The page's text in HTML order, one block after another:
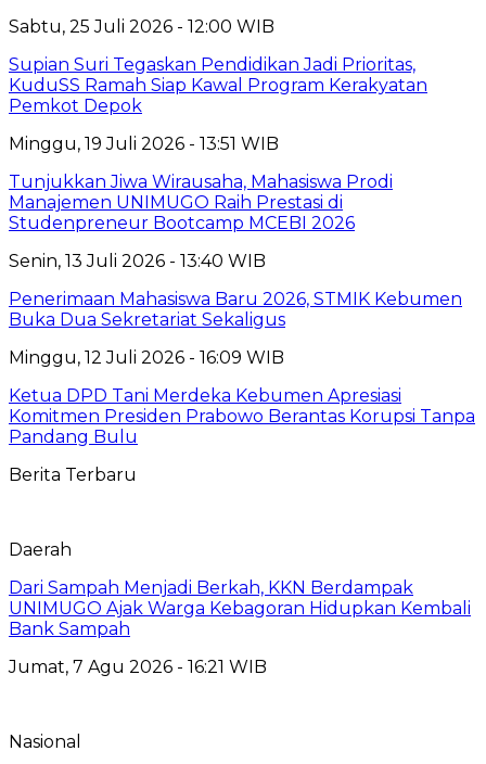
Sabtu, 25 Juli 2026 - 12:00 WIB
Supian Suri Tegaskan Pendidikan Jadi Prioritas,
KuduSS Ramah Siap Kawal Program Kerakyatan
Pemkot Depok
Minggu, 19 Juli 2026 - 13:51 WIB
Tunjukkan Jiwa Wirausaha, Mahasiswa Prodi
Manajemen UNIMUGO Raih Prestasi di
Studenpreneur Bootcamp MCEBI 2026
Senin, 13 Juli 2026 - 13:40 WIB
Penerimaan Mahasiswa Baru 2026, STMIK Kebumen
Buka Dua Sekretariat Sekaligus
Minggu, 12 Juli 2026 - 16:09 WIB
Ketua DPD Tani Merdeka Kebumen Apresiasi
Komitmen Presiden Prabowo Berantas Korupsi Tanpa
Pandang Bulu
Berita Terbaru
Daerah
Dari Sampah Menjadi Berkah, KKN Berdampak
UNIMUGO Ajak Warga Kebagoran Hidupkan Kembali
Bank Sampah
Jumat, 7 Agu 2026 - 16:21 WIB
Nasional